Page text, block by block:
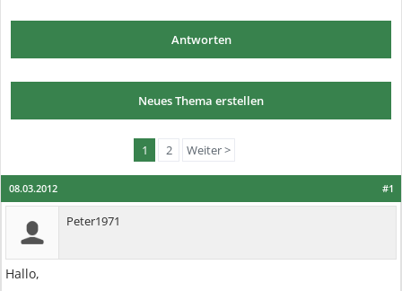
Antworten
Neues Thema erstellen
1 2 Weiter >
#1
08.03.2012
Peter1971
Hallo,